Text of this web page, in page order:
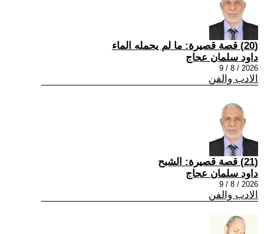
(20) قصة قصيرة: ما لم يحمله الماء
داود سلمان عجاج
2026 / 8 / 9
الادب والفن
(21) قصة قصيرة: الشبح
داود سلمان عجاج
2026 / 8 / 9
الادب والفن